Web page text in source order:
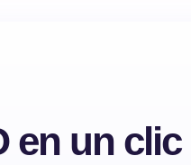
en un clic